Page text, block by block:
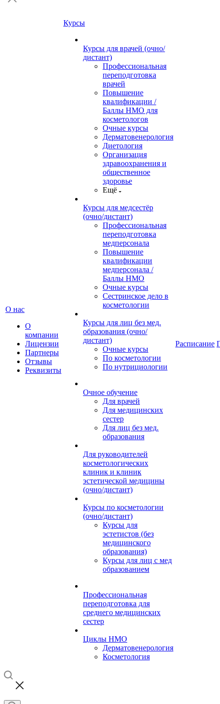
О нас
О
компании
Лицензии
Партнеры
Отзывы
Реквизиты
Курсы
Курсы для врачей (очно/
дистант)
Профессиональная
переподготовка
врачей
Повышение
квалификации /
Баллы НМО для
косметологов
Очные курсы
Дерматовенерология
Диетология
Организация
здравоохранения и
общественное
здоровье
Ещё
Курсы для медсестёр
(очно/дистант)
Профессиональная
переподготовка
медперсонала
Повышение
квалификации
медперсонала /
Баллы НМО
Очные курсы
Сестринское дело в
косметологии
Курсы для лиц без мед.
образования (очно/
дистант)
Очные курсы
По косметологии
По нутрициологии
Очное обучение
Для врачей
Для медицинских
сестер
Для лиц без мед.
образования
Для руководителей
косметологических
клиник и клиник
эстетической медицины
(очно/дистант)
Курсы по косметологии
(очно/дистант)
Курсы для
эстетистов (без
медицинского
образования)
Курсы для лиц с мед
образованием
Профессиональная
переподготовка для
среднего медицинских
сестер
Циклы НМО
Дерматовенерология
Косметология
Расписание